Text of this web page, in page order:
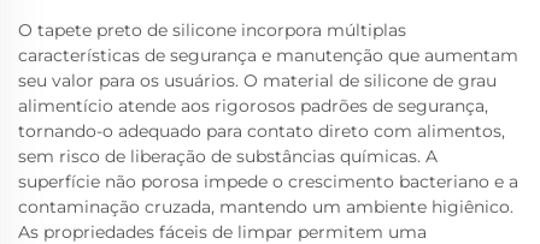
O tapete preto de silicone incorpora múltiplas
características de segurança e manutenção que aumentam
seu valor para os usuários. O material de silicone de grau
alimentício atende aos rigorosos padrões de segurança,
tornando-o adequado para contato direto com alimentos,
sem risco de liberação de substâncias químicas. A
superfície não porosa impede o crescimento bacteriano e a
contaminação cruzada, mantendo um ambiente higiênico.
As propriedades fáceis de limpar permitem uma